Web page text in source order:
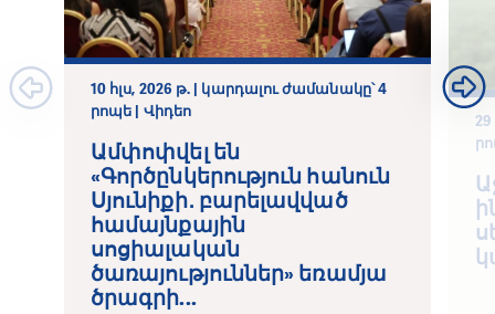
10 հլս, 2026 թ. | կարդալու ժամանակը՝ 4
րոպե | Վիդեո
Ամփոփվել են
«Գործընկերություն հանուն
Սյունիքի․ բարելավված
համայնքային
սոցիալական
ծառայություններ» եռամյա
ծրագրի...